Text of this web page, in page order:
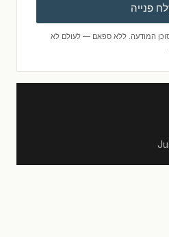
פנייה
המודעה. ללא ספאם — לעולם לא